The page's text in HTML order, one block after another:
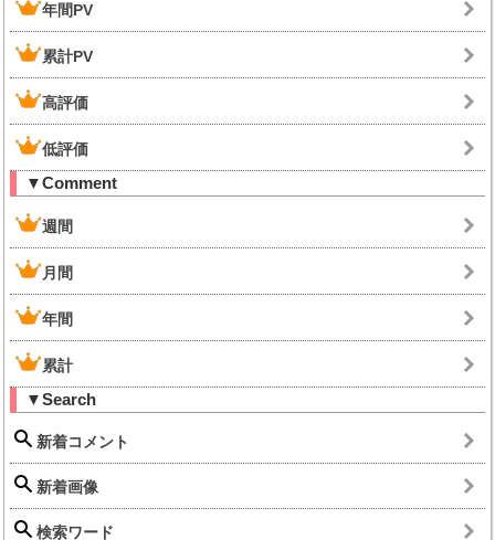
年間PV
累計PV
高評価
低評価
▼Comment
週間
月間
年間
累計
▼Search
新着コメント
新着画像
検索ワード